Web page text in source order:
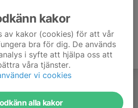
kakor
av kakor (cookies) för att vår
bra för dig. De används
i syfte att hjälpa oss att
våra tjänster.
vi cookies
alla kakor